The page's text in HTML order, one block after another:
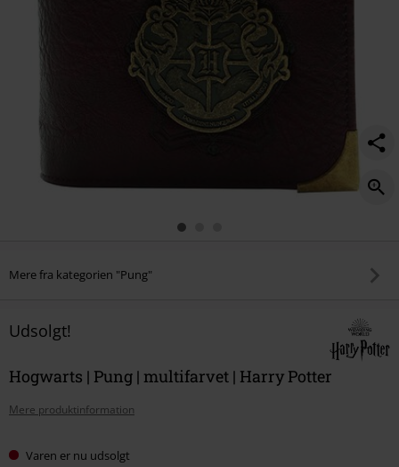
Mere fra kategorien "Pung"
Udsolgt!
Hogwarts | Pung | multifarvet | Harry Potter
Mere produktinformation
Varen er nu udsolgt